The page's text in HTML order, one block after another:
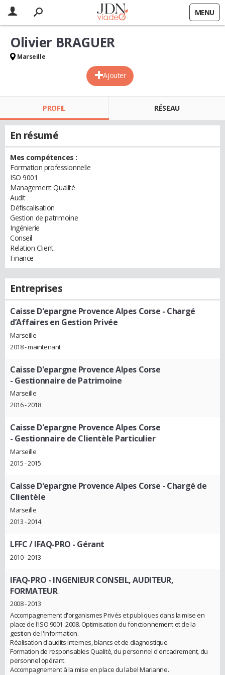
MENU
Ajouter
Olivier BRAGUER
Marseille
PROFIL RÉSEAU
En résumé
Mes compétences :
Formation professionnelle
ISO 9001
Management Qualité
Audit
Défiscalisation
Gestion de patrimoine
Ingénierie
Conseil
Relation Client
Finance
Entreprises
Caisse D'epargne Provence Alpes Corse - Chargé
d’Affaires en Gestion Privée
Marseille
2018 - maintenant
Caisse D'epargne Provence Alpes Corse
- Gestionnaire de Patrimoine
Marseille
2016 - 2018
Caisse D'epargne Provence Alpes Corse
- Gestionnaire de Clientèle Particulier
Marseille
2015 - 2015
Caisse D'epargne Provence Alpes Corse - Chargé de
Clientèle
Marseille
2013 - 2014
LFFC / IFAQ-PRO - Gérant
2010 - 2013
IFAQ-PRO - INGENIEUR CONSEIL, AUDITEUR,
FORMATEUR
2008 - 2013
Accompagnement d'organismes Privés et publiques dans la mise en
place de l'ISO 9001 :2008. Optimisation du fonctionnement et de la
gestion de l'information.
Réalisation d'audits internes, blancs et de diagnostique.
Formation de responsables Qualité, du personnel d'encadrement, du
personnel opérant.
Accompagnement à la mise en place du label Marianne.